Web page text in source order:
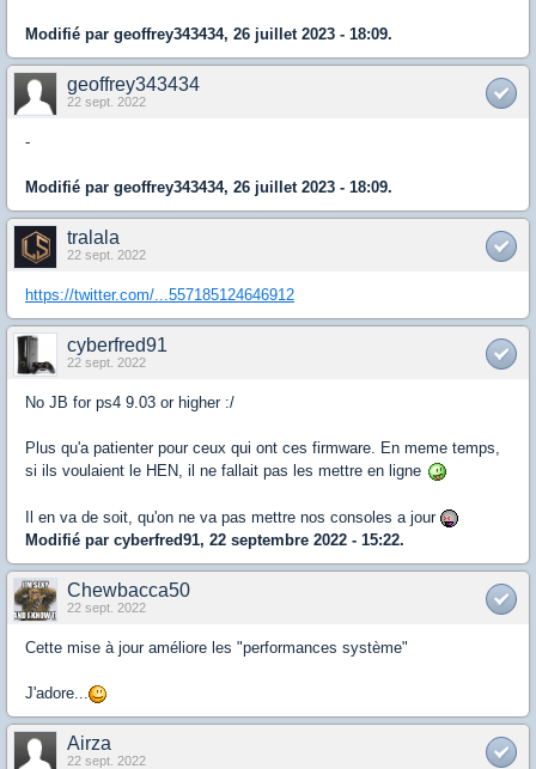
Modifié par geoffrey343434, 26 juillet 2023 - 18:09.
geoffrey343434
22 sept. 2022
-
Modifié par geoffrey343434, 26 juillet 2023 - 18:09.
tralala
22 sept. 2022
https://twitter.com/...557185124646912
cyberfred91
22 sept. 2022
No JB for ps4 9.03 or higher :/
Plus qu'a patienter pour ceux qui ont ces firmware. En meme temps,
si ils voulaient le HEN, il ne fallait pas les mettre en ligne
Il en va de soit, qu'on ne va pas mettre nos consoles a jour
Modifié par cyberfred91, 22 septembre 2022 - 15:22.
Chewbacca50
22 sept. 2022
Cette mise à jour améliore les "performances système"
J'adore...
Airza
22 sept. 2022